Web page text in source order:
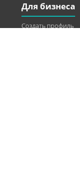
Для бизнеса
Создать профиль